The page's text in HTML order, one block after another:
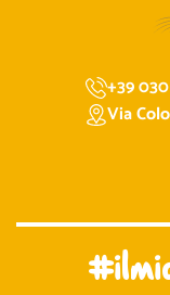
+39
Via